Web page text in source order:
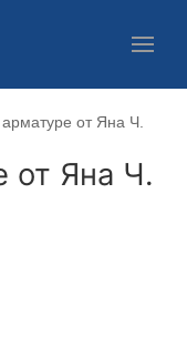
от Яна Ч.
от Яна Ч.